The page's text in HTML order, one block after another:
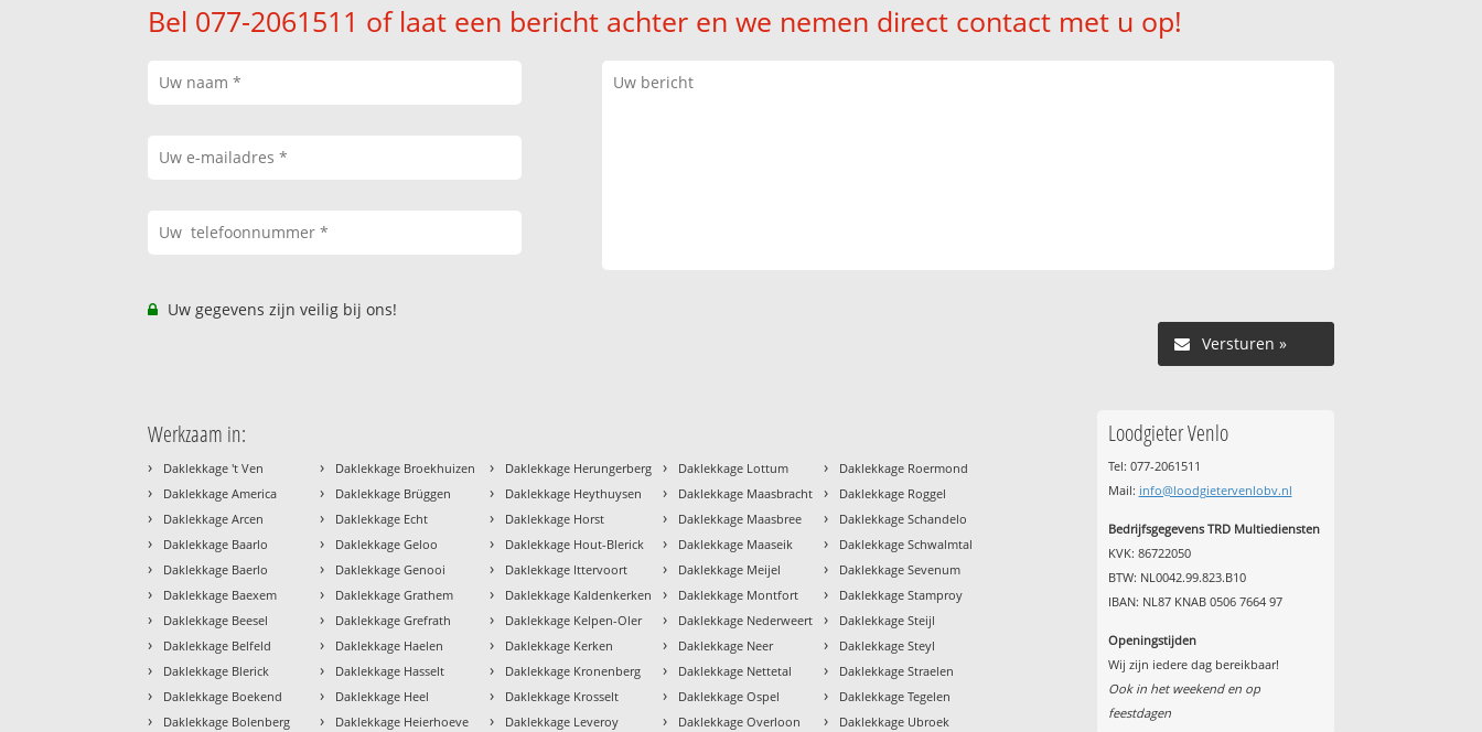
Bel 077-2061511 of laat een bericht achter en we nemen direct contact met u op!
Uw gegevens zijn veilig bij ons!
Versturen »
Werkzaam in:
› Daklekkage 't Ven
› Daklekkage America
› Daklekkage Arcen
› Daklekkage Baarlo
› Daklekkage Baerlo
› Daklekkage Baexem
› Daklekkage Beesel
› Daklekkage Belfeld
› Daklekkage Blerick
› Daklekkage Boekend
› Daklekkage Bolenberg
› Daklekkage Broekhuizen
› Daklekkage Brüggen
› Daklekkage Echt
› Daklekkage Geloo
› Daklekkage Genooi
› Daklekkage Grathem
› Daklekkage Grefrath
› Daklekkage Haelen
› Daklekkage Hasselt
› Daklekkage Heel
› Daklekkage Heierhoeve
› Daklekkage Herungerberg
› Daklekkage Heythuysen
› Daklekkage Horst
› Daklekkage Hout-Blerick
› Daklekkage Ittervoort
› Daklekkage Kaldenkerken
› Daklekkage Kelpen-Oler
› Daklekkage Kerken
› Daklekkage Kronenberg
› Daklekkage Krosselt
› Daklekkage Leveroy
› Daklekkage Lottum
› Daklekkage Maasbracht
› Daklekkage Maasbree
› Daklekkage Maaseik
› Daklekkage Meijel
› Daklekkage Montfort
› Daklekkage Nederweert
› Daklekkage Neer
› Daklekkage Nettetal
› Daklekkage Ospel
› Daklekkage Overloon
› Daklekkage Roermond
› Daklekkage Roggel
› Daklekkage Schandelo
› Daklekkage Schwalmtal
› Daklekkage Sevenum
› Daklekkage Stamproy
› Daklekkage Steijl
› Daklekkage Steyl
› Daklekkage Straelen
› Daklekkage Tegelen
› Daklekkage Ubroek
Loodgieter Venlo
Tel: 077-2061511
Mail: info@loodgietervenlobv.nl
Bedrijfsgegevens TRD Multiediensten
KVK: 86722050
BTW: NL0042.99.823.B10
IBAN: NL87 KNAB 0506 7664 97
Openingstijden
Wij zijn iedere dag bereikbaar!
Ook in het weekend en op
feestdagen